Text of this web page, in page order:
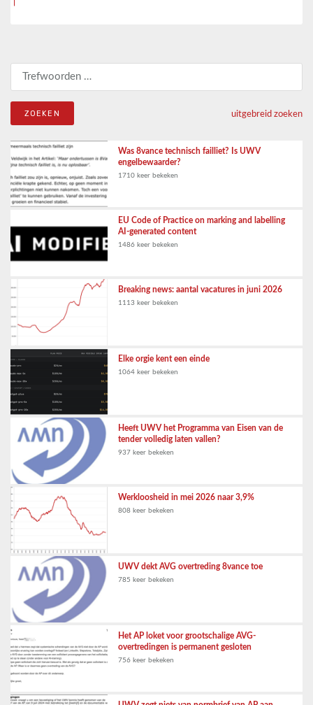
Zoeken naar:
uitgebreid zoeken
Was 8vance technisch failliet? Is UWV
engelbewaarder?
1710 keer bekeken
EU Code of Practice on marking and labelling
AI-generated content
1486 keer bekeken
Breaking news: aantal vacatures in juni 2026
1113 keer bekeken
Elke orgie kent een einde
1064 keer bekeken
Heeft UWV het Programma van Eisen van de
tender volledig laten vallen?
937 keer bekeken
Werkloosheid in mei 2026 naar 3,9%
808 keer bekeken
UWV dekt AVG overtreding 8vance toe
785 keer bekeken
Het AP loket voor grootschalige AVG-
overtredingen is permanent gesloten
756 keer bekeken